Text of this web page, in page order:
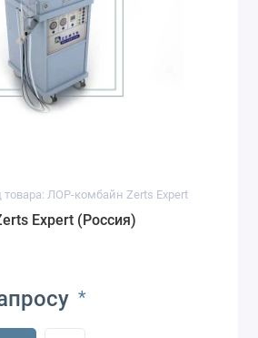
товара: ЛОР-комбайн Zerts Expert
Expert (Россия)
*